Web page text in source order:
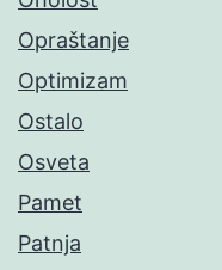
Opraštanje
Optimizam
Ostalo
Osveta
Pamet
Patnja